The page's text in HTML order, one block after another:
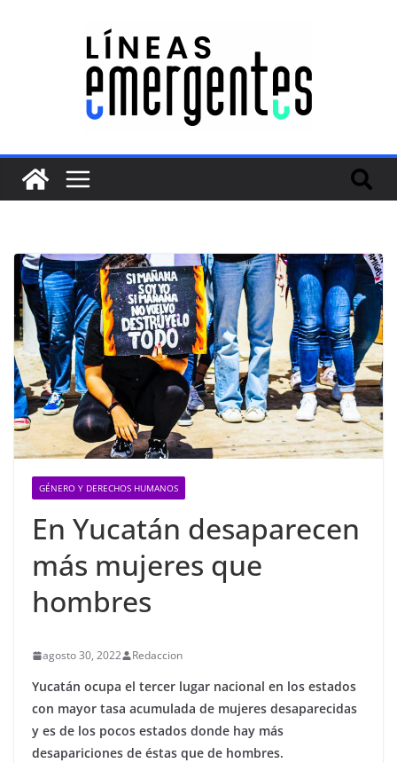
GÉNERO Y DERECHOS HUMANOS
En Yucatán desaparecen
más mujeres que
hombres
agosto 30, 2022 Redaccion
Yucatán ocupa el tercer lugar nacional en los estados
con mayor tasa acumulada de mujeres desaparecidas
y es de los pocos estados donde hay más
desapariciones de éstas que de hombres.